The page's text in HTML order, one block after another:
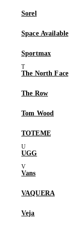
Sorel
Space Available
Sportmax
The North Face
The Row
Tom Wood
TOTEME
UGG
Vans
VAQUERA
Veja